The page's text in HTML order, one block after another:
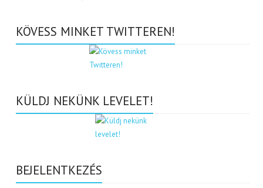
KÖVESS MINKET TWITTEREN!
KÜLDJ NEKÜNK LEVELET!
BEJELENTKEZÉS